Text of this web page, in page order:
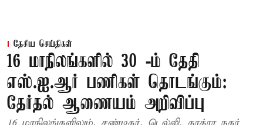
தேசிய செய்திகள்
16 மாநிலங்களில் 30 -ம் தேதி
எஸ்.ஐ.ஆர் பணிகள் தொடங்கும்:
தேர்தல் ஆணையம் அறிவிப்பு